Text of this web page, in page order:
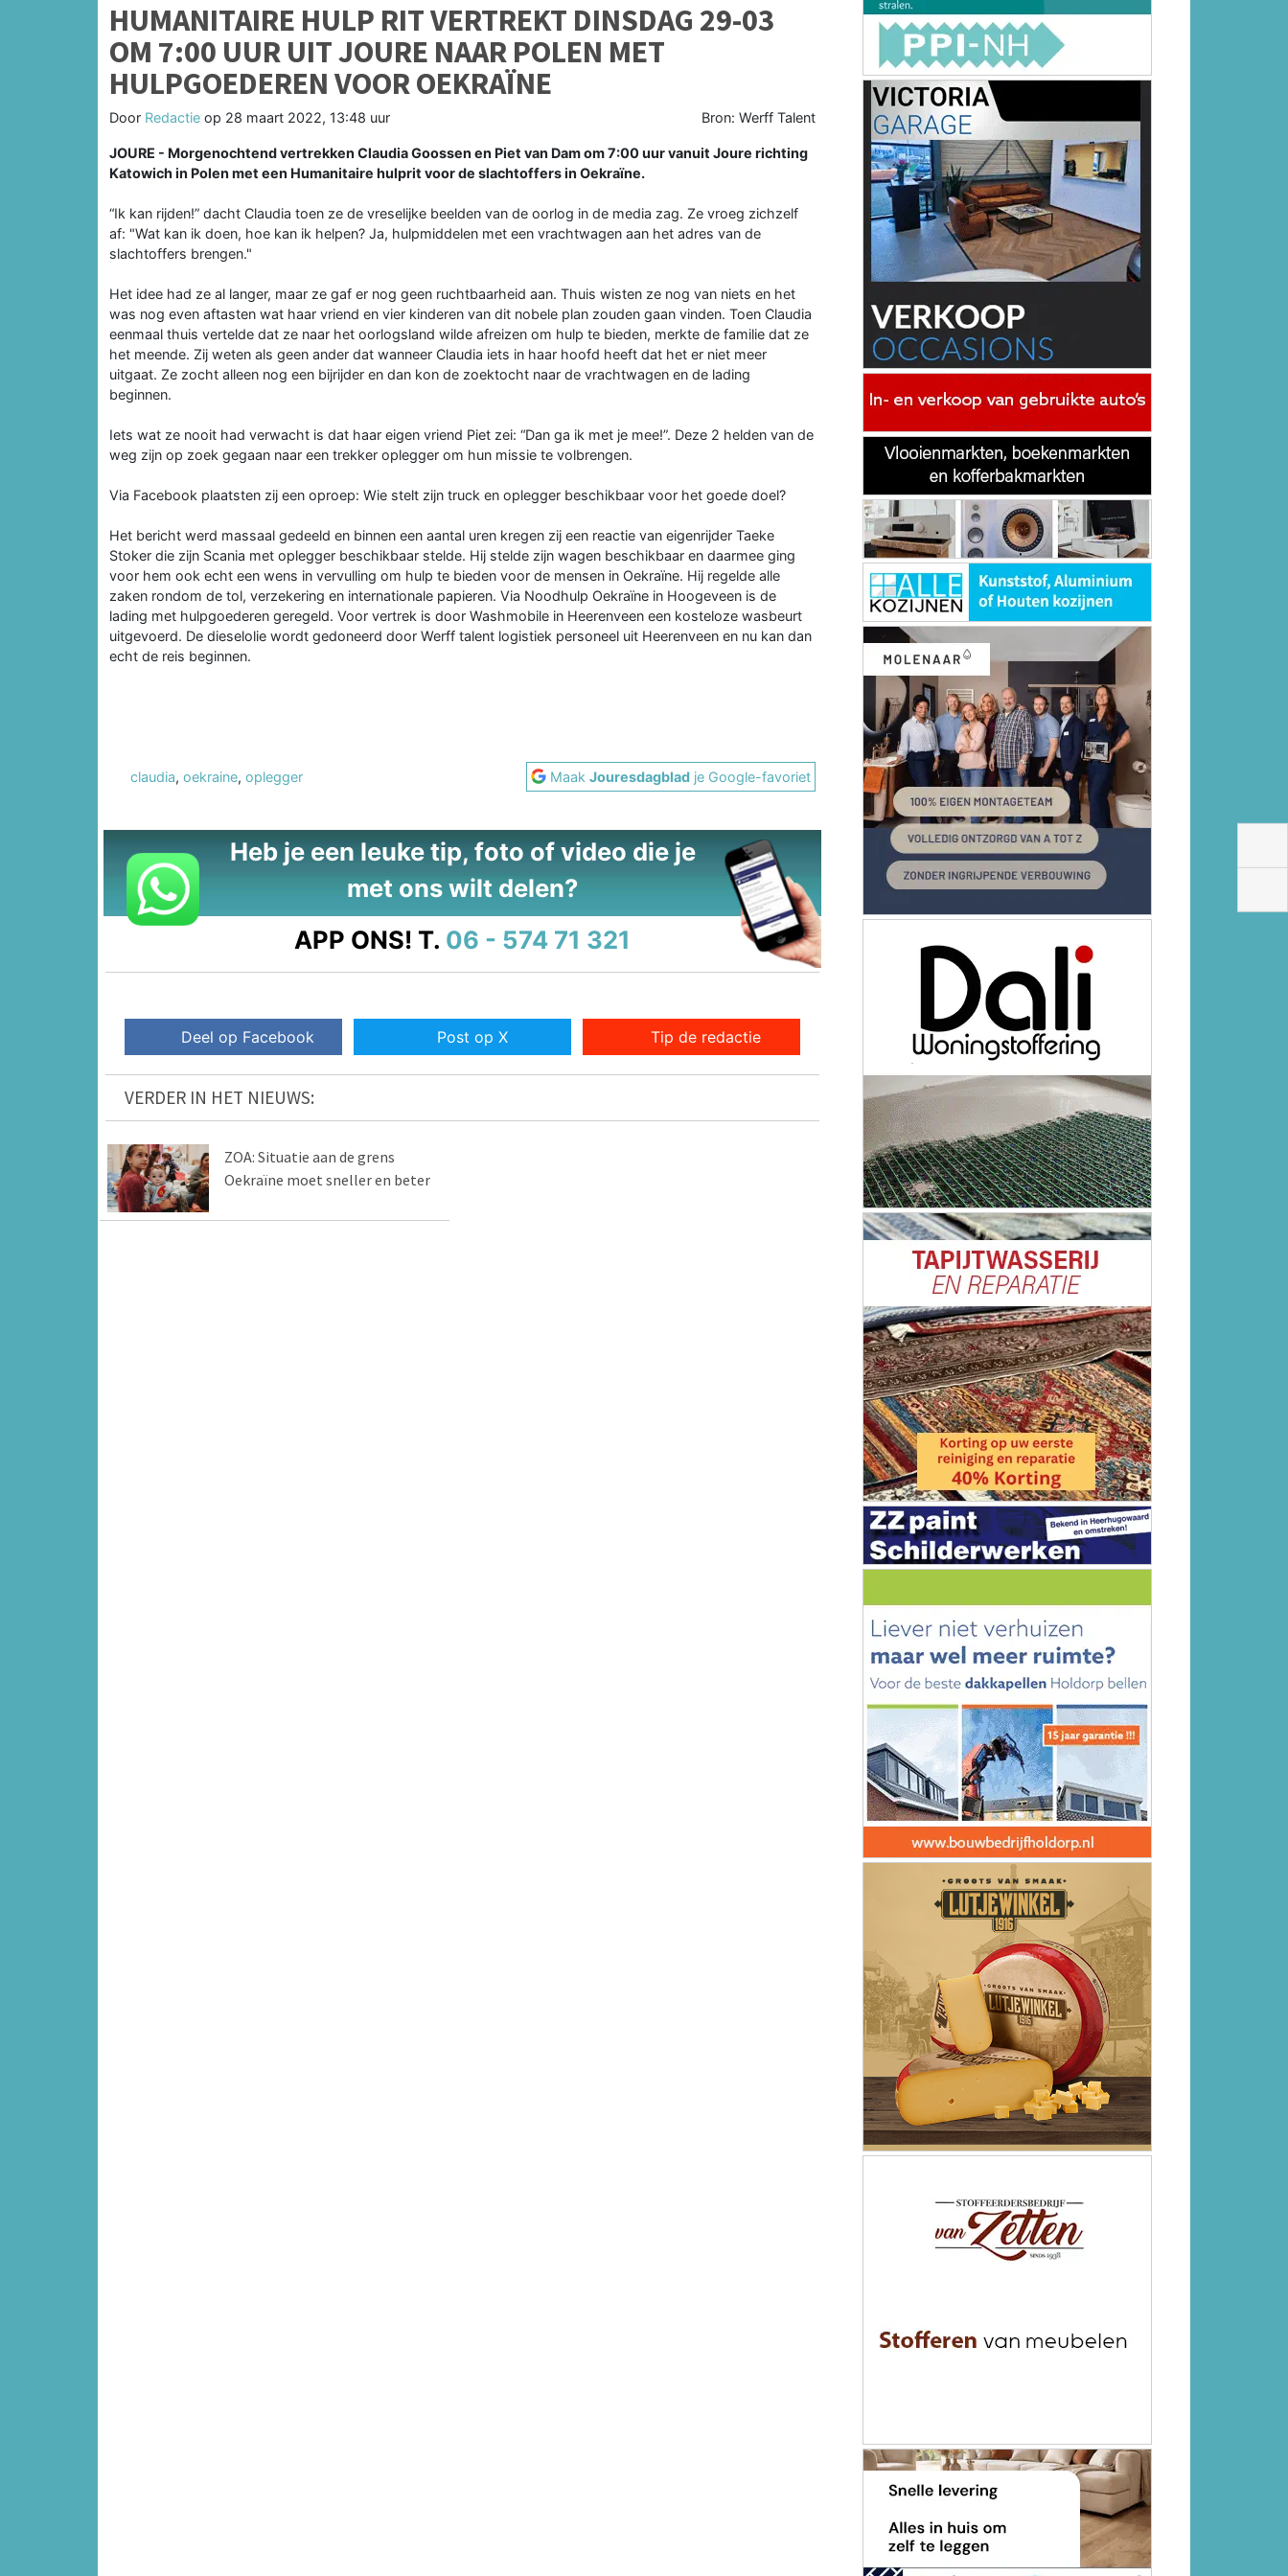
HUMANITAIRE HULP RIT VERTREKT DINSDAG 29-03
OM 7:00 UUR UIT JOURE NAAR POLEN MET
HULPGOEDEREN VOOR OEKRAÏNE
Door Redactie op 28 maart 2022, 13:48 uur Bron: Werff Talent
JOURE - Morgenochtend vertrekken Claudia Goossen en Piet van Dam om 7:00 uur vanuit Joure richting
Katowich in Polen met een Humanitaire hulprit voor de slachtoffers in Oekraïne.
“Ik kan rijden!” dacht Claudia toen ze de vreselijke beelden van de oorlog in de media zag. Ze vroeg zichzelf
af: "Wat kan ik doen, hoe kan ik helpen? Ja, hulpmiddelen met een vrachtwagen aan het adres van de
slachtoffers brengen."
Het idee had ze al langer, maar ze gaf er nog geen ruchtbaarheid aan. Thuis wisten ze nog van niets en het
was nog even aftasten wat haar vriend en vier kinderen van dit nobele plan zouden gaan vinden. Toen Claudia
eenmaal thuis vertelde dat ze naar het oorlogsland wilde afreizen om hulp te bieden, merkte de familie dat ze
het meende. Zij weten als geen ander dat wanneer Claudia iets in haar hoofd heeft dat het er niet meer
uitgaat. Ze zocht alleen nog een bijrijder en dan kon de zoektocht naar de vrachtwagen en de lading
beginnen.
Iets wat ze nooit had verwacht is dat haar eigen vriend Piet zei: “Dan ga ik met je mee!”. Deze 2 helden van de
weg zijn op zoek gegaan naar een trekker oplegger om hun missie te volbrengen.
Via Facebook plaatsten zij een oproep: Wie stelt zijn truck en oplegger beschikbaar voor het goede doel?
Het bericht werd massaal gedeeld en binnen een aantal uren kregen zij een reactie van eigenrijder Taeke
Stoker die zijn Scania met oplegger beschikbaar stelde. Hij stelde zijn wagen beschikbaar en daarmee ging
voor hem ook echt een wens in vervulling om hulp te bieden voor de mensen in Oekraïne. Hij regelde alle
zaken rondom de tol, verzekering en internationale papieren. Via Noodhulp Oekraïne in Hoogeveen is de
lading met hulpgoederen geregeld. Voor vertrek is door Washmobile in Heerenveen een kosteloze wasbeurt
uitgevoerd. De dieselolie wordt gedoneerd door Werff talent logistiek personeel uit Heerenveen en nu kan dan
echt de reis beginnen.
claudia, oekraine, oplegger MaakJouresdagblad je Google-favoriet
Heb je een leuke tip, foto of video die je
met ons wilt delen?
APP ONS! T. 06 - 574 71 321
Deel op Facebook Post op X Tip de redactie
VERDER IN HET NIEUWS:
ZOA: Situatie aan de grens
Oekraïne moet sneller en beter